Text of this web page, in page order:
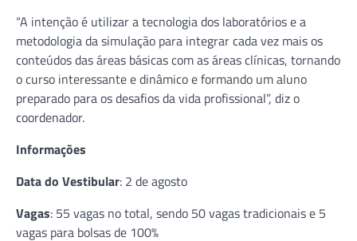
“A intenção é utilizar a tecnologia dos laboratórios e a
metodologia da simulação para integrar cada vez mais os
conteúdos das áreas básicas com as áreas clínicas, tornando
o curso interessante e dinâmico e formando um aluno
preparado para os desafios da vida profissional”, diz o
coordenador.
Informações
Data do Vestibular: 2 de agosto
Vagas: 55 vagas no total, sendo 50 vagas tradicionais e 5
vagas para bolsas de 100%